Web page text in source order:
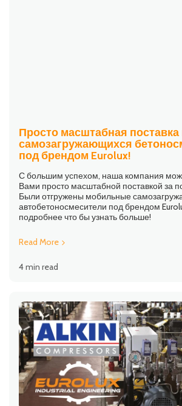
Просто масштабная
самозагружающихся
под брендом Eurolux!
С большим успехом, наша компания
Вами просто масштабной поставкой за
Были отгружены мобильные
автобетоносмесители под брендом
подробнее что бы узнать больше!
Read More
4 min read